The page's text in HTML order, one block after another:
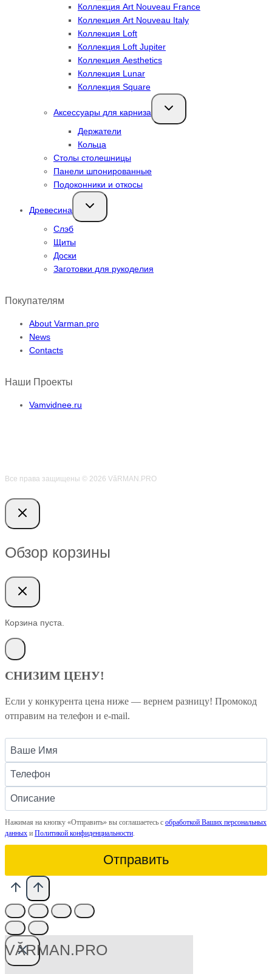
Коллекция Art Nouveau France
Коллекция Art Nouveau Italy
Коллекция Loft
Коллекция Loft Jupiter
Коллекция Aesthetics
Коллекция Lunar
Коллекция Square
Аксессуары для карниза
Переключить
дочернее
Держатели
Кольца
Столы столешницы
Панели шпонированные
Подоконники и откосы
Древесина
Переключить
дочернее
Слэб
Щиты
Доски
Заготовки для рукоделия
Покупателям
About Varman.pro
News
Contacts
Наши Проекты
Vamvidnee.ru
Все права защищены © 2026 VӑRMAN.PRO
Обзор корзины
Корзина пуста.
СНИЗИМ ЦЕНУ!
Если у конкурента цена ниже — вернем разницу! Промокод
отправим на телефон и e-mail.
Нажимая на кнопку «Отправить» вы соглашаетесь с обработкой Ваших персональных
данных и Политикой конфиденциальности
Отправить
VӐRMAN.PRO